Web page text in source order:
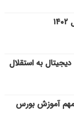
به استقلال
آموزش بورس